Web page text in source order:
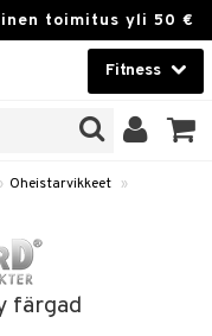
toimitus yli 50 €
Fitness
Oheistarvikkeet »
färgad